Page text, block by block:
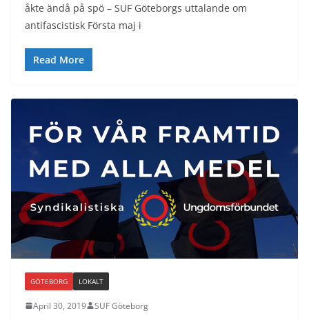
åkte ändå på spö – SUF Göteborgs uttalande om
antifascistisk Första maj i
Read More
GÖTEBORG LOKALT
April 30, 2019 SUF Göteborg